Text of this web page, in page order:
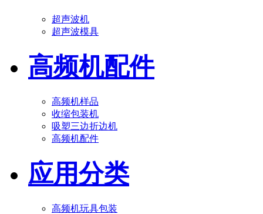
超声波机
超声波模具
高频机配件
高频机样品
收缩包装机
吸塑三边折边机
高频机配件
应用分类
高频机玩具包装